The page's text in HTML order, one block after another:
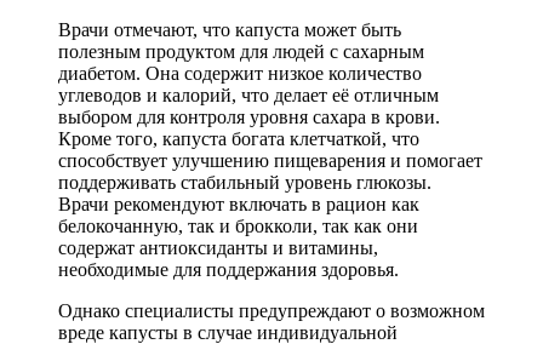
Врачи отмечают, что капуста может быть
полезным продуктом для людей с сахарным
диабетом. Она содержит низкое количество
углеводов и калорий, что делает её отличным
выбором для контроля уровня сахара в крови.
Кроме того, капуста богата клетчаткой, что
способствует улучшению пищеварения и помогает
поддерживать стабильный уровень глюкозы.
Врачи рекомендуют включать в рацион как
белокочанную, так и брокколи, так как они
содержат антиоксиданты и витамины,
необходимые для поддержания здоровья.
Однако специалисты предупреждают о возможном
вреде капусты в случае индивидуальной